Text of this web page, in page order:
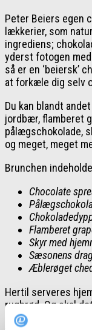
Peter Beiers egen
lækkerier, som
ingrediens;
yderst fotogen
så er en ‘beiersk’
at forkæle dig selv
Du kan blandt
jordbær, flamberet
pålægschokolade,
og meget, meget
Brunchen
Chocolate
Flamberet
Skyr med
Sæsonens
Æblerøget
Hertil serveres
rugbrød. Og skal
dem på billedet –